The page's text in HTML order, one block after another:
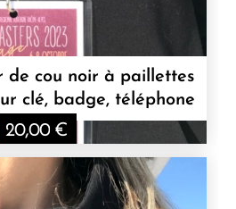
de cou noir à paillettes
clé, badge, téléphone
20,00 €